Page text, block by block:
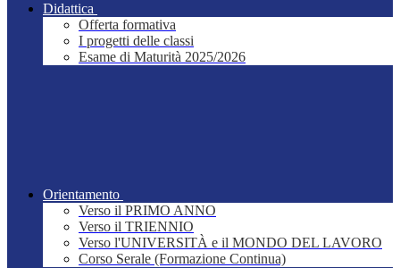
Didattica
Offerta formativa
I progetti delle classi
Esame di Maturità 2025/2026
Orientamento
Verso il PRIMO ANNO
Verso il TRIENNIO
Verso l'UNIVERSITÀ e il MONDO DEL LAVORO
Corso Serale (Formazione Continua)